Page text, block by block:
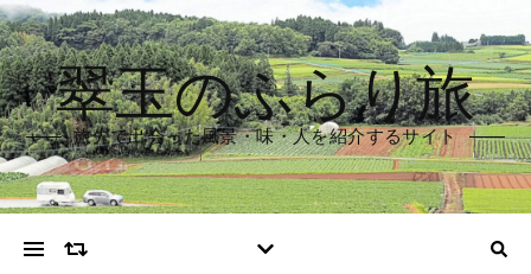
翠玉のふらり旅
旅先で出会った風景・味・人を紹介するサイト